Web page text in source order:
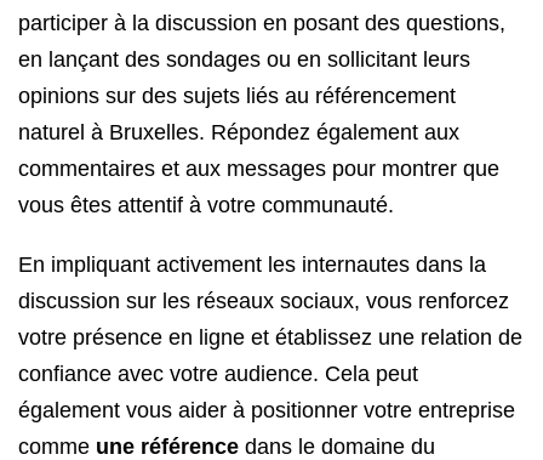
participer à la discussion en posant des questions,
en lançant des sondages ou en sollicitant leurs
opinions sur des sujets liés au référencement
naturel à Bruxelles. Répondez également aux
commentaires et aux messages pour montrer que
vous êtes attentif à votre communauté.
En impliquant activement les internautes dans la
discussion sur les réseaux sociaux, vous renforcez
votre présence en ligne et établissez une relation de
confiance avec votre audience. Cela peut
également vous aider à positionner votre entreprise
comme une référence dans le domaine du